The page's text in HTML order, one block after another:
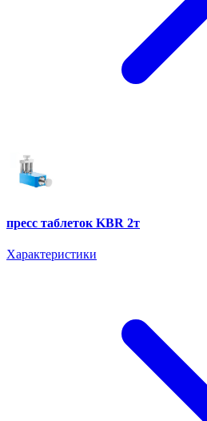
пресс таблеток KBR 2т
Характеристики